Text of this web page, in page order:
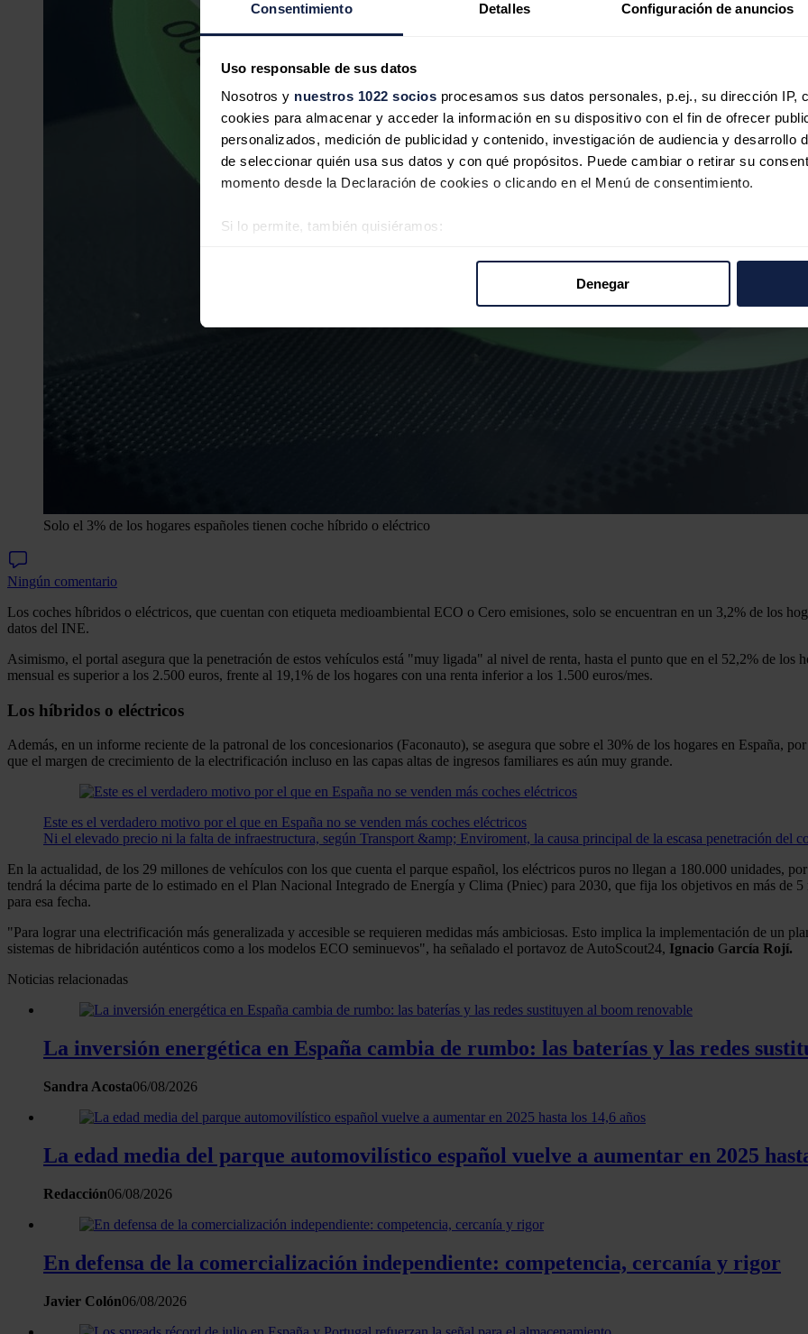
Consentimiento Detalles Configuración de anuncios
Uso responsable de sus datos
Nosotros y nuestros 1022 socios procesamos sus datos personales, p.ej., su dirección IP,
cookies para almacenar y acceder la información en su dispositivo con el fin de ofrecer
personalizados, medición de publicidad y contenido, investigación de audiencia y desarrollo
de seleccionar quién usa sus datos y con qué propósitos. Puede cambiar o retirar su
momento desde la Declaración de cookies o clicando en el Menú de consentimiento.
Si lo permite, también quisiéramos:
Las cookies de este sitio web se usan para personalizar el contenido y los anuncios,
que hayan recopilado a partir del uso que haya hecho de sus servicios.
Denegar
Solo el 3% de los hogares españoles tienen coche híbrido o eléctrico
Ningún comentario
Los coches híbridos o eléctricos, que cuentan con etiqueta medioambiental ECO o Cero emisiones, solo se encuentran en un 3,2% de los
datos del INE.
Asimismo, el portal asegura que la penetración de estos vehículos está "muy ligada" al nivel de renta, hasta el punto que en el 52,2% de los
mensual es superior a los 2.500 euros, frente al 19,1% de los hogares con una renta inferior a los 1.500 euros/mes.
Los híbridos o eléctricos
Además, en un informe reciente de la patronal de los concesionarios (Faconauto), se asegura que sobre el 30% de los hogares en España,
que el margen de crecimiento de la electrificación incluso en las capas altas de ingresos familiares es aún muy grande.
Este es el verdadero motivo por el que en España no se venden más coches eléctricos
Ni el elevado precio ni la falta de infraestructura, según Transport &amp; Enviroment, la causa principal de la escasa penetración del
En la actualidad, de los 29 millones de vehículos con los que cuenta el parque español, los eléctricos puros no llegan a 180.000 unidades,
tendrá la décima parte de lo estimado en el Plan Nacional Integrado de Energía y Clima (Pniec) para 2030, que fija los objetivos en más de
para esa fecha.
"Para lograr una electrificación más generalizada y accesible se requieren medidas más ambiciosas. Esto implica la implementación de un
sistemas de hibridación auténticos como a los modelos ECO seminuevos", ha señalado el portavoz de AutoScout24, Ignacio García Rojí.
Noticias relacionadas
La inversión energética en España cambia de rumbo: las baterías y las redes
Sandra Acosta06/08/2026
La edad media del parque automovilístico español vuelve a aumentar en 2025
Redacción06/08/2026
En defensa de la comercialización independiente: competencia, cercanía y rigor
Javier Colón06/08/2026